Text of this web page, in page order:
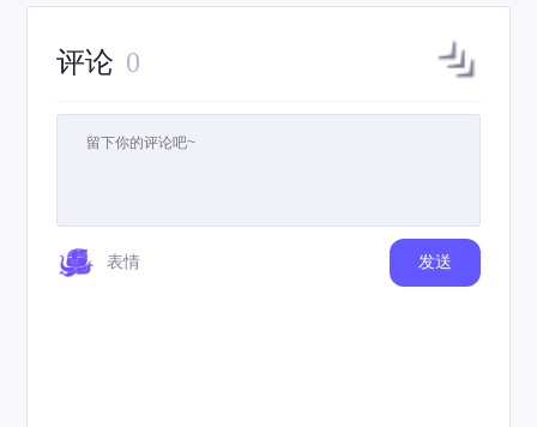
评论 0
表情 发送